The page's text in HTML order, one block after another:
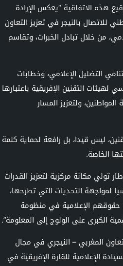
هذه الاتفاقية “يعكس الإرادة
للاتصال بالنيجر في تعزيز التعاون
من خلال تبادل الخبرات، وتقاسم
التضليل الإعلامي، وخطابات
لهيئات التقنين الإفريقية باعتبارها
ولتعزيز المسار
ليس قيدا، بل رافعة لحماية كلمة
الخاصة.
تولي مكانة مركزية لتعزيز القدرات
لمواجهة التحديات التي تطرحها،
حقوقهم الإعلامية في منظومة
الكبرى على الولوج إلى المعلومة”.
المغربي – النيجري في مجال
الإعلامية للقارة الإفريقية في